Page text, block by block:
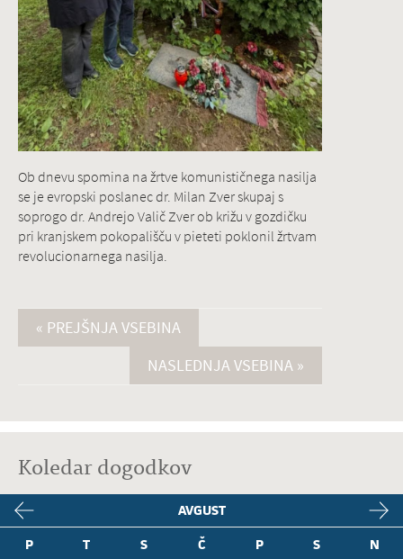
Ob dnevu spomina na žrtve komunističnega nasilja
se je evropski poslanec dr. Milan Zver skupaj s
soprogo dr. Andrejo Valič Zver ob križu v gozdičku
pri kranjskem pokopališču v pieteti poklonil žrtvam
revolucionarnega nasilja.
« PREJŠNJA VSEBINA
NASLEDNJA VSEBINA »
Koledar dogodkov
AVGUST
P
T S Č P S N